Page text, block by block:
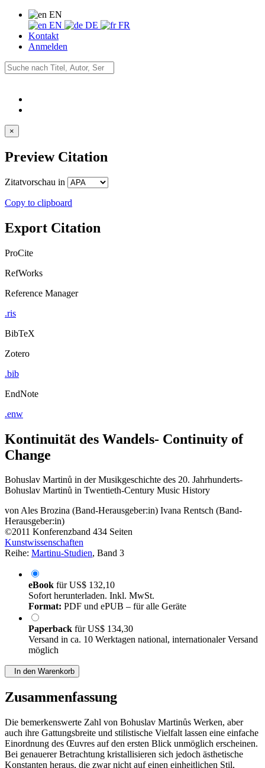
EN
EN
DE
FR
Kontakt
Anmelden
×
Preview Citation
Zitatvorschau in
Copy to clipboard
Export Citation
ProCite
RefWorks
Reference Manager
.ris
BibTeX
Zotero
.bib
EndNote
.enw
Kontinuität des Wandels- Continuity of
Change
Bohuslav Martinů in der Musikgeschichte des 20. Jahrhunderts-
Bohuslav Martinů in Twentieth-Century Music History
vonAles Brozina (Band-Herausgeber:in) Ivana Rentsch (Band-
Herausgeber:in)
©2011 Konferenzband 434 Seiten
Kunstwissenschaften
Reihe: Martinu-Studien, Band 3
eBook fürUS$ 132,10
Sofort herunterladen. Inkl. MwSt.
Format: PDF und ePUB – für alle Geräte
Paperback fürUS$ 134,30
Versand in ca. 10 Werktagen national, internationaler Versand
möglich
In den Warenkorb
Zusammenfassung
Die bemerkenswerte Zahl von Bohuslav Martinůs Werken, aber
auch ihre Gattungsbreite und stilistische Vielfalt lassen eine einfache
Einordnung des Œuvres auf den ersten Blick unmöglich erscheinen.
Bei genauerer Betrachtung kristallisieren sich jedoch ästhetische
Konstanten heraus, die zwar nicht auf einen einheitlichen Stil,